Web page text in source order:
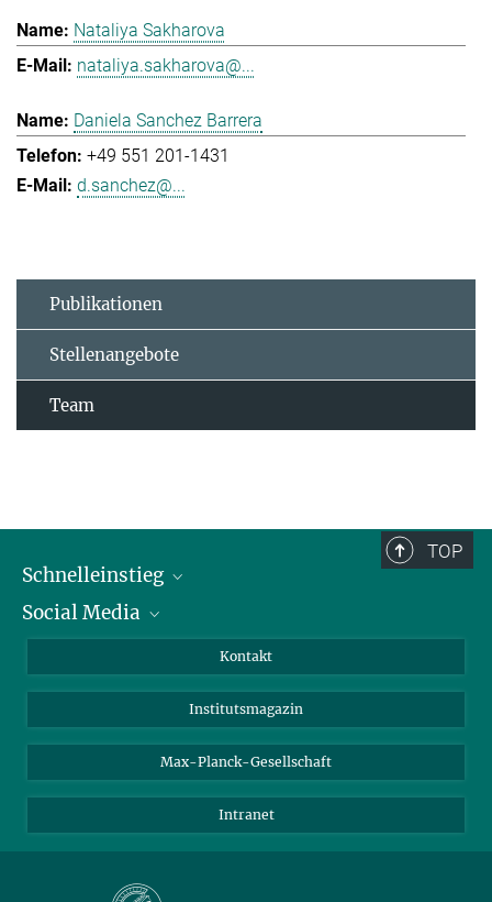
Nataliya Sakharova
nataliya.sakharova@...
Daniela Sanchez Barrera
+49 551 201-1431
d.sanchez@...
Publikationen
Stellenangebote
Team
TOP
Schnelleinstieg
Alumni
Schulen
Studierende
Social Media
Facebook
YouTube
Kontakt
Institutsmagazin
Max-Planck-Gesellschaft
Intranet